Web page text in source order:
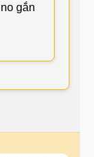
gắn